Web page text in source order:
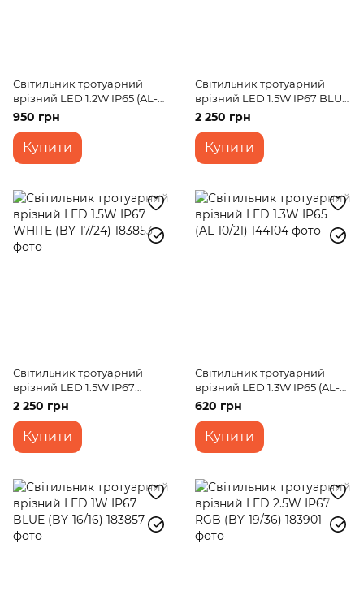
Світильник тротуарний
врізний LED 1.2W IP65 (AL-
10/12)
950 грн
Купити
Світильник тротуарний
врізний LED 1.5W IP67 BLUE
(BY-17/24)
2 250 грн
Купити
Світильник тротуарний
врізний LED 1.5W IP67
WHITE (BY-17/24)
2 250 грн
Купити
Світильник тротуарний
врізний LED 1.3W IP65 (AL-
10/21)
620 грн
Купити